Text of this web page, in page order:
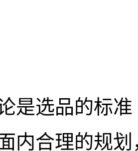
是选品的标
内合理的规